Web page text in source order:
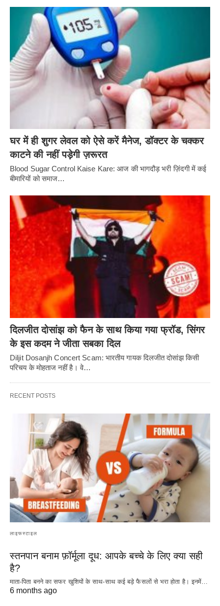
घर में ही शुगर लेवल को ऐसे करें मैनेज, डॉक्टर के चक्कर
काटने की नहीं पड़ेगी ज़रूरत
Blood Sugar Control Kaise Kare: आज की भागदौड़ भरी ज़िंदगी में कई
बीमारियों को समाज…
दिलजीत दोसांझ को फैन के साथ किया गया फ्रॉड, सिंगर
के इस कदम ने जीता सबका दिल
Diljit Dosanjh Concert Scam: भारतीय गायक दिलजीत दोसांझ किसी
परिचय के मोहताज नहीं है। वे…
RECENT POSTS
लाइफस्टाइल
स्तनपान बनाम फ़ॉर्मूला दूध: आपके बच्चे के लिए क्या सही
है?
माता-पिता बनने का सफर खुशियों के साथ-साथ कई बड़े फैसलों से भरा होता है। इनमें…
6 months ago